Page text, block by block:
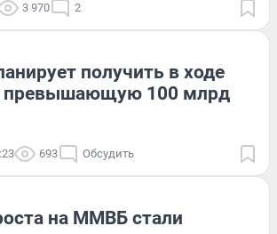
3 970 2
получить в ходе
превышающую 100 млрд
693 Обсудить
на ММВБ стали